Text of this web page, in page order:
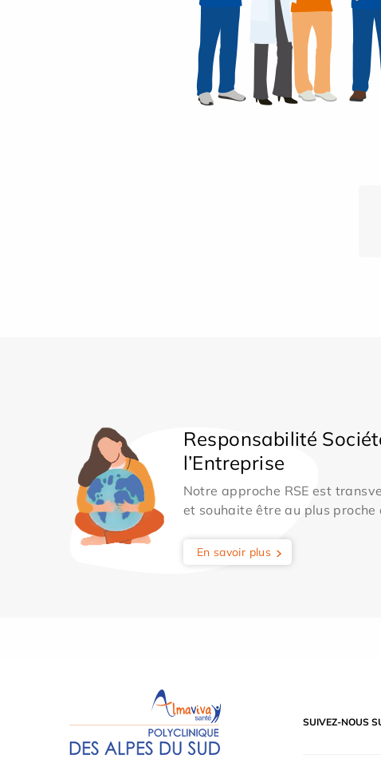
Responsabilité
l’Entreprise
Notre approche RSE est
et souhaite être au plus proche
En savoir plus
SUIVEZ-NOUS